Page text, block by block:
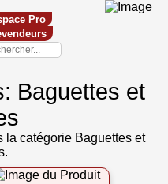
Pro
Baguettes et
la catégorie Baguettes et